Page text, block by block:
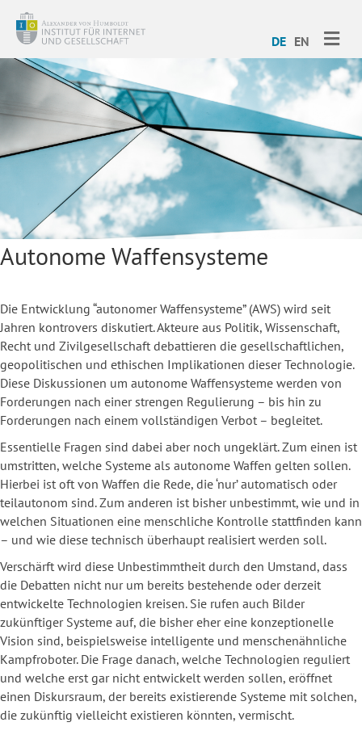
DE EN
Autonome Waffensysteme
Die Entwicklung “autonomer Waffensysteme” (AWS) wird seit
Jahren kontrovers diskutiert. Akteure aus Politik, Wissenschaft,
Recht und Zivilgesellschaft debattieren die gesellschaftlichen,
geopolitischen und ethischen Implikationen dieser Technologie.
Diese Diskussionen um autonome Waffensysteme werden von
Forderungen nach einer strengen Regulierung – bis hin zu
Forderungen nach einem vollständigen Verbot – begleitet.
Essentielle Fragen sind dabei aber noch ungeklärt. Zum einen ist
umstritten, welche Systeme als autonome Waffen gelten sollen.
Hierbei ist oft von Waffen die Rede, die ‘nur’ automatisch oder
teilautonom sind. Zum anderen ist bisher unbestimmt, wie und in
welchen Situationen eine menschliche Kontrolle stattfinden kann
– und wie diese technisch überhaupt realisiert werden soll.
Verschärft wird diese Unbestimmtheit durch den Umstand, dass
die Debatten nicht nur um bereits bestehende oder derzeit
entwickelte Technologien kreisen. Sie rufen auch Bilder
zukünftiger Systeme auf, die bisher eher eine konzeptionelle
Vision sind, beispielsweise intelligente und menschenähnliche
Kampfroboter. Die Frage danach, welche Technologien reguliert
und welche erst gar nicht entwickelt werden sollen, eröffnet
einen Diskursraum, der bereits existierende Systeme mit solchen,
die zukünftig vielleicht existieren könnten, vermischt.